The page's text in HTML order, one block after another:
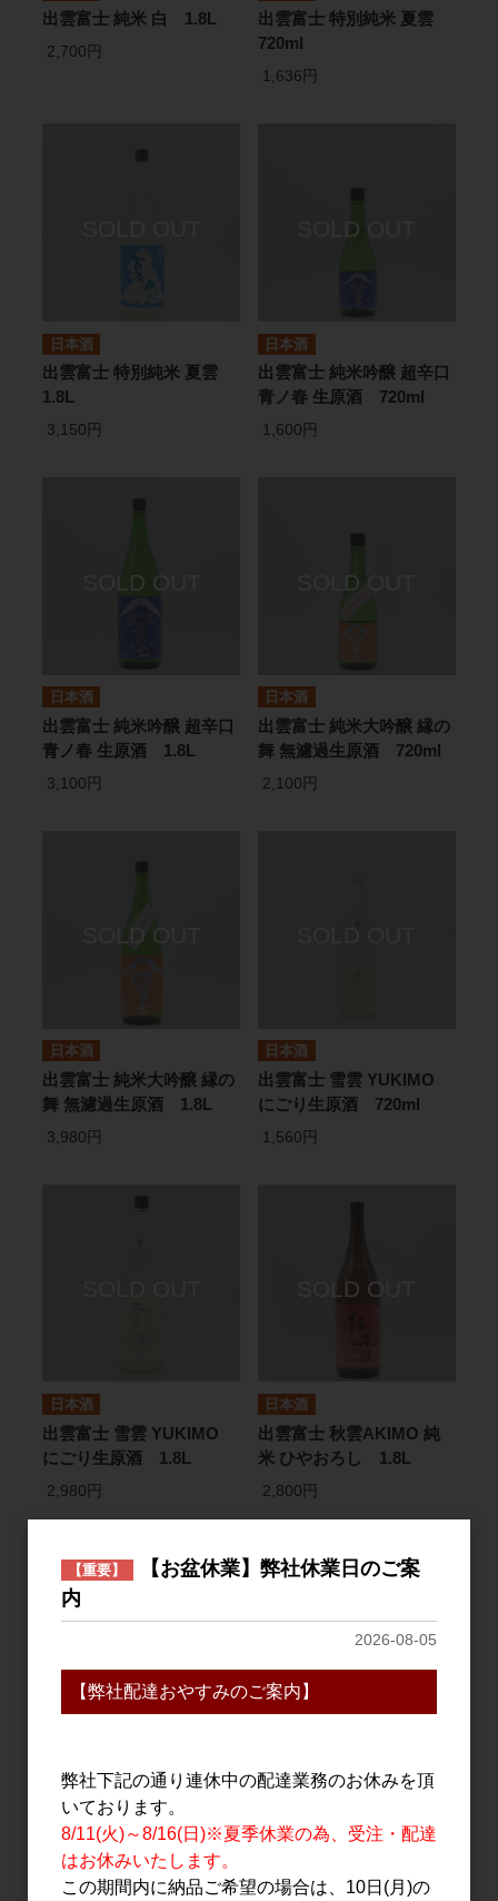
出雲富士 純米 白 1.8L
2,700円
出雲富士 特別純米 夏雲
720ml
1,636円
日本酒
出雲富士 特別純米 夏雲
1.8L
3,150円
日本酒
出雲富士 純米吟醸 超辛口
青ノ春 生原酒 720ml
1,600円
日本酒
出雲富士 純米吟醸 超辛口
青ノ春 生原酒 1.8L
3,100円
日本酒
出雲富士 純米大吟醸 縁の
舞 無濾過生原酒 720ml
2,100円
日本酒
出雲富士 純米大吟醸 縁の
舞 無濾過生原酒 1.8L
3,980円
日本酒
出雲富士 雪雲 YUKIMO
にごり生原酒 720ml
1,560円
日本酒
出雲富士 雪雲 YUKIMO
にごり生原酒 1.8L
2,980円
日本酒
出雲富士 秋雲AKIMO 純
米 ひやおろし 1.8L
2,800円
出雲富士 秋雲AKIMO 純
米 ひやおろし 720ml
1,455円
出雲富士 純米吟醸 春ノ赤
酒 720ml
【重要】
【お盆休業】弊社休業日のご案
内
2026-08-05
【弊社配達おやすみのご案内】
弊社下記の通り連休中の配達業務のお休みを頂
いております。
8/11(火)～8/16(日)※夏季休業の為、受注・配達
はお休みいたします。
この期間内に納品ご希望の場合は、10日(月)の